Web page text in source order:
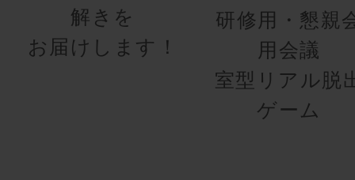
解きを
お届けします！
研修用・懇親
用会議
室型リアル脱
ゲーム